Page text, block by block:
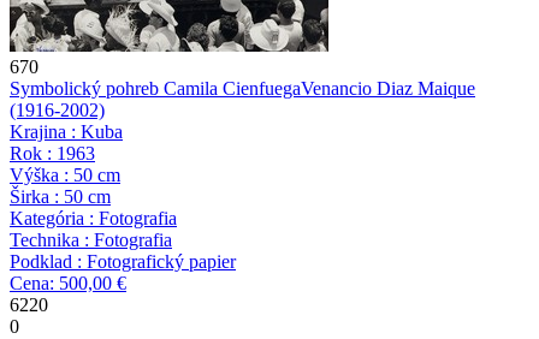
670
Symbolický pohreb Camila CienfuegaVenancio Diaz Maique
(1916-2002)
Krajina : Kuba
Rok : 1963
Výška : 50 cm
Širka : 50 cm
Kategória : Fotografia
Technika : Fotografia
Podklad : Fotografický papier
Cena: 500,00 €
6220
0